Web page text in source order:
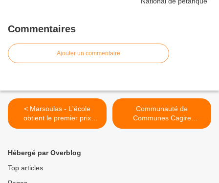
Commentaires
Ajouter un commentaire
< Marsoulas - L'école
obtient le premier prix
départemental de la laïcité
Communauté de
Communes Cagire
Garonne Salat - Concert,
Hébergé par Overblog
Top articles